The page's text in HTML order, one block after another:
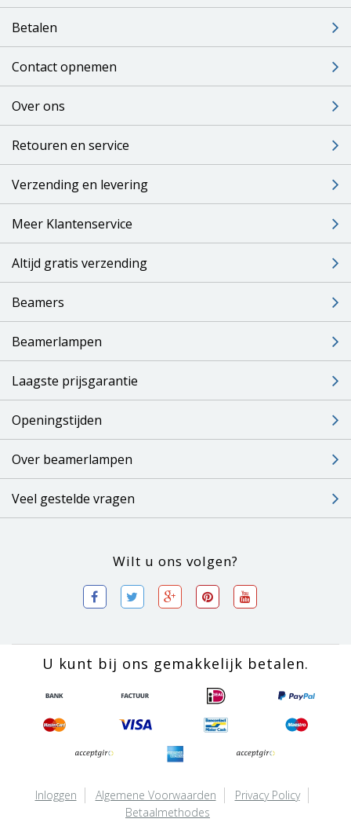
Betalen
Contact opnemen
Over ons
Retouren en service
Verzending en levering
Meer Klantenservice
Altijd gratis verzending
Beamers
Beamerlampen
Laagste prijsgarantie
Openingstijden
Over beamerlampen
Veel gestelde vragen
Wilt u ons volgen?
U kunt bij ons gemakkelijk betalen.
Inloggen Algemene Voorwaarden
Privacy Policy
Betaalmethodes